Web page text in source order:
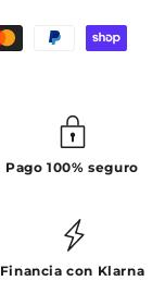
Pago 100% seguro
Financia con Klarna